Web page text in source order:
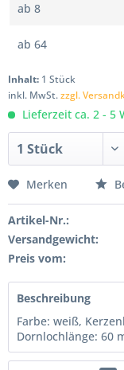
ab 8
ab 64
Inhalt: 1 Stück
inkl. MwSt.zzgl.
Lieferzeit ca. 2 - 5
Merken
Artikel-Nr.:
Versandgewicht:
Preis vom:
Beschreibung
Farbe: weiß,
Dornlochlänge: 60